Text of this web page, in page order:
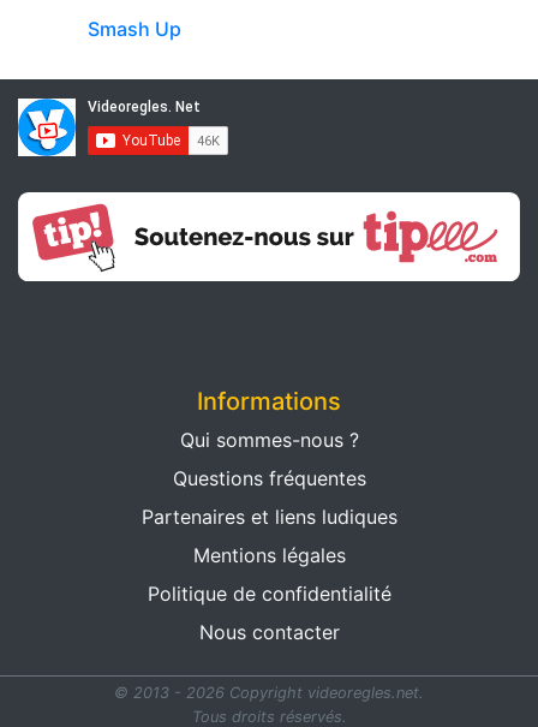
Smash Up
Informations
Qui sommes-nous ?
Questions fréquentes
Partenaires et liens ludiques
Mentions légales
Politique de confidentialité
Nous contacter
© 2013 - 2026 Copyright videoregles.net.
Tous droits réservés.